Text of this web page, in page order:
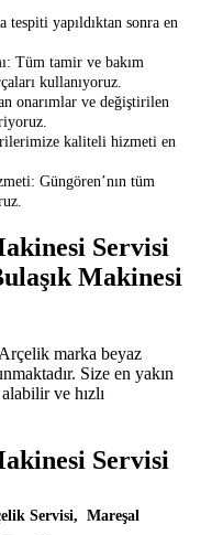
yapıldıktan sonra en
Tüm tamir ve bakım
kullanıyoruz.
onarımlar ve değiştirilen
kaliteli hizmeti en
Güngören’nın tüm
Servisi
Makinesi
marka beyaz
Size en yakın
ve hızlı
Servisi
Servisi, Mareşal